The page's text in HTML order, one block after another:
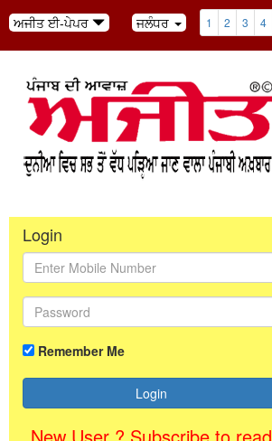
ਅਜੀਤ ਈ-ਪੇਪਰ ਜਲੰਧਰ 1 2 3 4
Login
Remember Me